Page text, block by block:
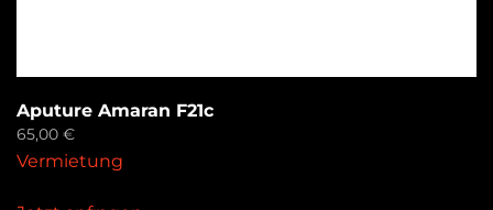
Aputure Amaran F21c
65,00 €
Vermietung